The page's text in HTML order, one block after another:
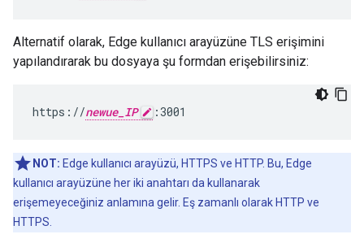
Alternatif olarak, Edge kullanıcı arayüzüne TLS erişimini
yapılandırarak bu dosyaya şu formdan erişebilirsiniz:
https://newue_IP :3001
NOT: Edge kullanıcı arayüzü, HTTPS ve HTTP. Bu, Edge
kullanıcı arayüzüne her iki anahtarı da kullanarak
erişemeyeceğiniz anlamına gelir. Eş zamanlı olarak HTTP ve
HTTPS.